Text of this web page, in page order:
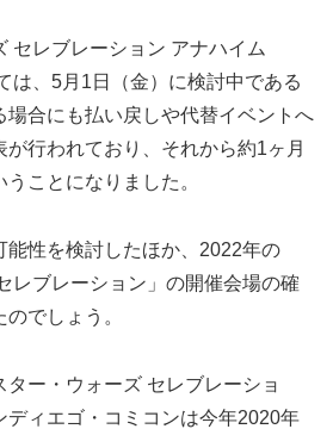
レブレーション アナハイム
は、5月1日（金）に検討中である
場合にも払い戻しや代替イベントへ
行われており、それから約1ヶ月
ことになりました。
性を検討したほか、2022年の
レブレーション」の開催会場の確
でしょう。
ー・ウォーズ セレブレーショ
ディエゴ・コミコンは今年2020年